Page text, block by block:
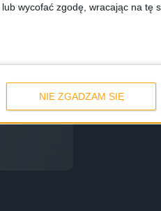
wycofać zgodę, wracając na tę
NIE ZGADZAM SIĘ